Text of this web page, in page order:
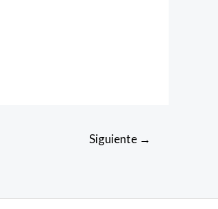
Siguiente →